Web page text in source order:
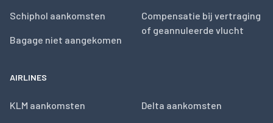
Schiphol aankomsten
Bagage niet aangekomen
Compensatie bij vertraging
of geannuleerde vlucht
AIRLINES
KLM aankomsten Delta aankomsten